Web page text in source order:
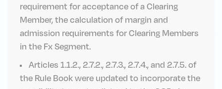
requirement for acceptance of a Clearing
Member, the calculation of margin and
admission requirements for Clearing Members
in the Fx Segment.
Articles 1.1.2., 2.7.2., 2.7.3., 2.7.4., and 2.7.5. of
the Rule Book were updated to incorporate the